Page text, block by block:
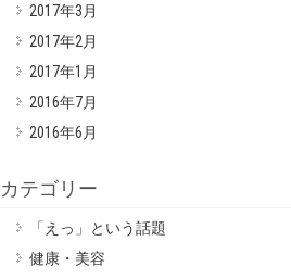
2017年3月
2017年2月
2017年1月
2016年7月
2016年6月
カテゴリー
「えっ」という話題
健康・美容